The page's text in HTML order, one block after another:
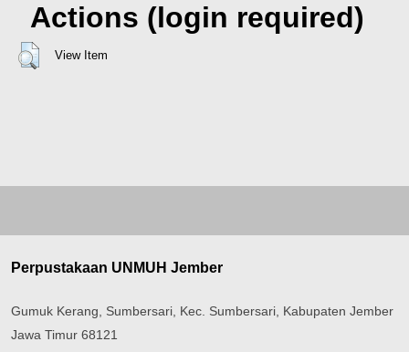
Actions (login required)
View Item
Perpustakaan UNMUH Jember
Gumuk Kerang, Sumbersari, Kec. Sumbersari, Kabupaten Jember
Jawa Timur 68121